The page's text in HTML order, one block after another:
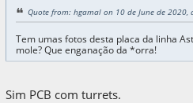
Quote from: hgamal on 10 de June de 2020,
Tem umas fotos desta placa da linha
mole? Que enganação da *orra!
Sim PCB com turrets.